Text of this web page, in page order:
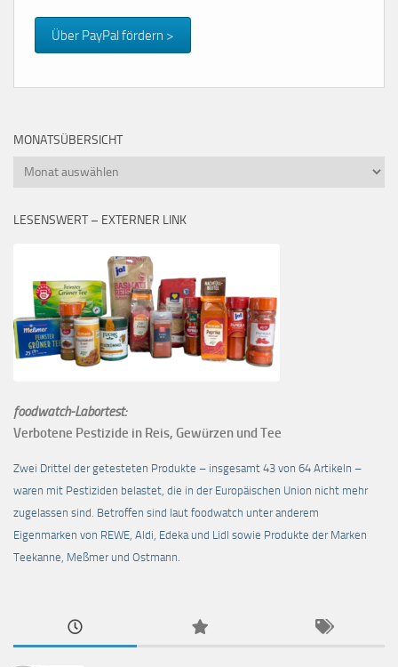
Über PayPal fördern >
MONATSÜBERSICHT
Monatsübersicht
LESENSWERT – EXTERNER LINK
foodwatch-Labortest:
Verbotene Pestizide in Reis, Gewürzen und Tee
Zwei Drittel der getesteten Produkte – insgesamt 43 von 64 Artikeln –
waren mit Pestiziden belastet, die in der Europäischen Union nicht mehr
zugelassen sind. Betroffen sind laut foodwatch unter anderem
Eigenmarken von REWE, Aldi, Edeka und Lidl sowie Produkte der Marken
Teekanne, Meßmer und Ostmann.